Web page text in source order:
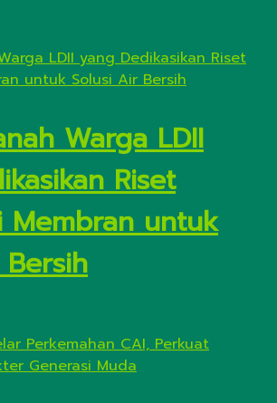
Warga LDII
Riset
Membran untuk